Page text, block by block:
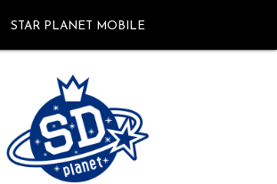
STAR PLANET MOBILE